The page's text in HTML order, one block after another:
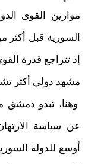
موازين القوى
السورية قبل أكثر
إذ تتراجع قدرة
مشهد دولي أكثر
وهنا، تبدو دمشق
عن سياسة
أوسع للدولة